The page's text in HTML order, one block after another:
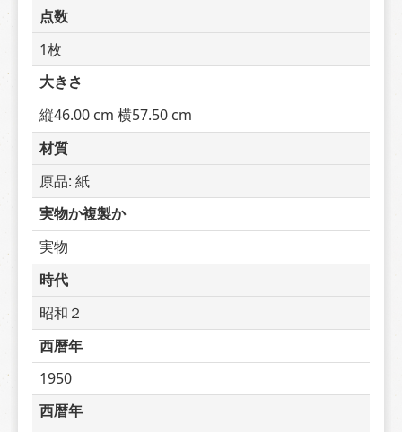
点数
1枚
大きさ
縦46.00 cm 横57.50 cm
材質
原品: 紙
実物か複製か
実物
時代
昭和２
西暦年
1950
西暦年